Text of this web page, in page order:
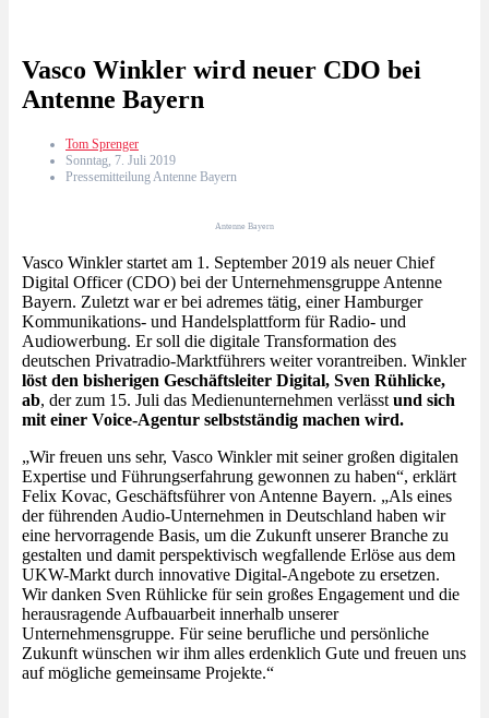
Vasco Winkler wird neuer CDO bei
Antenne Bayern
Tom Sprenger
Sonntag, 7. Juli 2019
Pressemitteilung Antenne Bayern
Antenne Bayern
Vasco Winkler startet am 1. September 2019 als neuer Chief
Digital Officer (CDO) bei der Unternehmensgruppe Antenne
Bayern. Zuletzt war er bei adremes tätig, einer Hamburger
Kommunikations- und Handelsplattform für Radio- und
Audiowerbung. Er soll die digitale Transformation des
deutschen Privatradio-Marktführers weiter vorantreiben. Winkler
löst den bisherigen Geschäftsleiter Digital, Sven Rühlicke,
ab, der zum 15. Juli das Medienunternehmen verlässt und sich
mit einer Voice-Agentur selbstständig machen wird.
„Wir freuen uns sehr, Vasco Winkler mit seiner großen digitalen
Expertise und Führungserfahrung gewonnen zu haben“, erklärt
Felix Kovac, Geschäftsführer von Antenne Bayern. „Als eines
der führenden Audio-Unternehmen in Deutschland haben wir
eine hervorragende Basis, um die Zukunft unserer Branche zu
gestalten und damit perspektivisch wegfallende Erlöse aus dem
UKW-Markt durch innovative Digital-Angebote zu ersetzen.
Wir danken Sven Rühlicke für sein großes Engagement und die
herausragende Aufbauarbeit innerhalb unserer
Unternehmensgruppe. Für seine berufliche und persönliche
Zukunft wünschen wir ihm alles erdenklich Gute und freuen uns
auf mögliche gemeinsame Projekte.“